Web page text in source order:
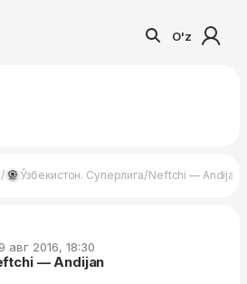
O'z
/ Ўзбекистон. Суперлига/Neftchi — Andijan
авг 2016, 18:30
— Andijan